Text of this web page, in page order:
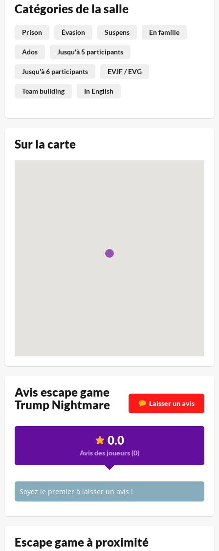
Catégories de la salle
Prison Évasion Suspens En famille
Ados Jusqu'à 5 participants
Jusqu'à 6 participants EVJF / EVG
Team building In English
Sur la carte
Avis escape game
Trump Nightmare
Laisser un avis
0.0
Avis des joueurs (0)
Soyez le premier à laisser un avis !
Escape game à proximité